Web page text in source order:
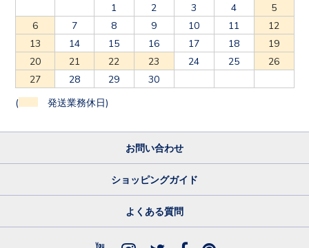
1
2 3 4
5
6
7 8 9 10 11
12
13
14 15 16 17 18
19
20
21 22 23 24 25
26
27
28 29 30
( 発送業務休日)
お問い合わせ
ショッピングガイド
よくある質問